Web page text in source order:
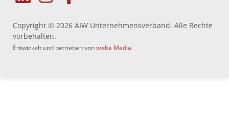
Copyright © 2026 AIW Unternehmensverband. Alle Rechte
vorbehalten.
Entwickelt und betrieben vonwebe Media